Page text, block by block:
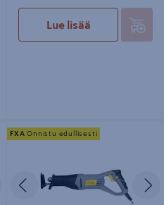
Lue lisää
Seuraava
Puukkosaha FXA 800W
Edellinen
FXA Onnistu edullisesti